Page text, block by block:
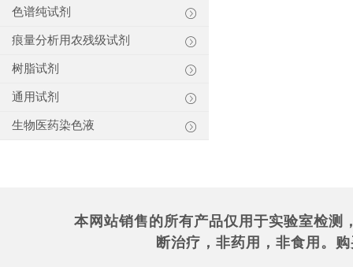
色谱纯试剂
痕量分析用农残级试剂
树脂试剂
通用试剂
生物医药染色液
本网站销售的所有产品仅用于实验室检测
断治疗，非药用，非食用。